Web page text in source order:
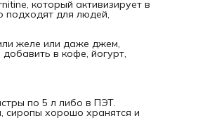
0% сахара, не вызывает диабет,
который активизирует в
подходят для людей,
желе или даже джем,
в кофе, йогурт,
по 5 л либо в ПЭТ.
сиропы хорошо хранятся и